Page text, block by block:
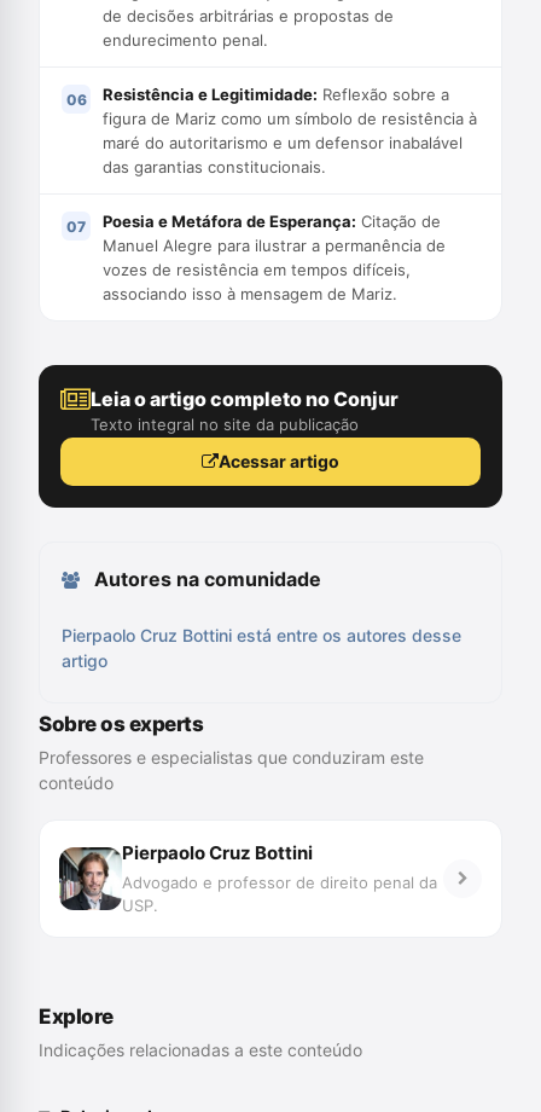
de decisões arbitrárias e propostas de
endurecimento penal.
Resistência e Legitimidade: Reflexão sobre a
figura de Mariz como um símbolo de resistência à
maré do autoritarismo e um defensor inabalável
das garantias constitucionais.
Poesia e Metáfora de Esperança: Citação de
Manuel Alegre para ilustrar a permanência de
vozes de resistência em tempos difíceis,
associando isso à mensagem de Mariz.
Leia o artigo completo no Conjur
Texto integral no site da publicação
Acessar artigo
Autores na comunidade
Pierpaolo Cruz Bottini está entre os autores desse
artigo
Sobre os experts
Professores e especialistas que conduziram este
conteúdo
Pierpaolo Cruz Bottini
Advogado e professor de direito penal da
USP.
Explore
Indicações relacionadas a este conteúdo